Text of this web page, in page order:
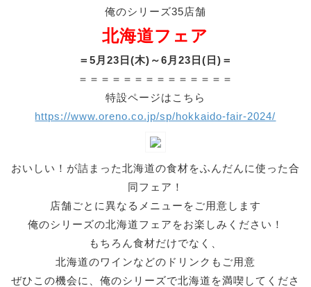
俺のシリーズ35店舗
北海道フェア
＝5月23日(木)～6月23日(日)＝
＝＝＝＝＝＝＝＝＝＝＝＝＝＝
特設ページはこちら
https://www.oreno.co.jp/sp/hokkaido-fair-2024/
おいしい！が詰まった北海道の食材をふんだんに使った合
同フェア！
店舗ごとに異なるメニューをご用意します
俺のシリーズの北海道フェアをお楽しみください！
もちろん食材だけでなく、
北海道のワインなどのドリンクもご用意
ぜひこの機会に、俺のシリーズで北海道を満喫してくださ